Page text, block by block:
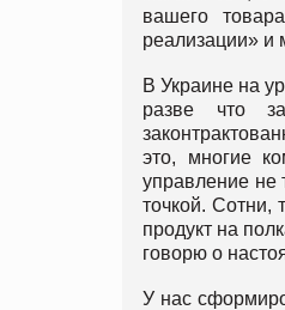
вашего
реализации» и
В Украине на
разве что
это, многие
управление не
точкой. Сотни,
продукт на
говорю о
У нас